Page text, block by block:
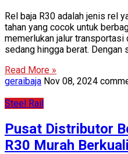
Rel baja R30 adalah jenis rel
tahan yang cocok untuk
memerlukan jalur
sedang hingga berat.
Read More »
geraibaja Nov 08, 2024
Steel Rail
Pusat Distributor
R30 Murah